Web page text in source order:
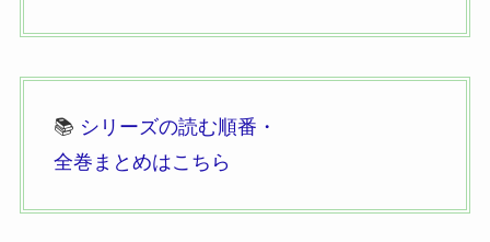
📚 シリーズの読む順番・
全巻まとめはこちら